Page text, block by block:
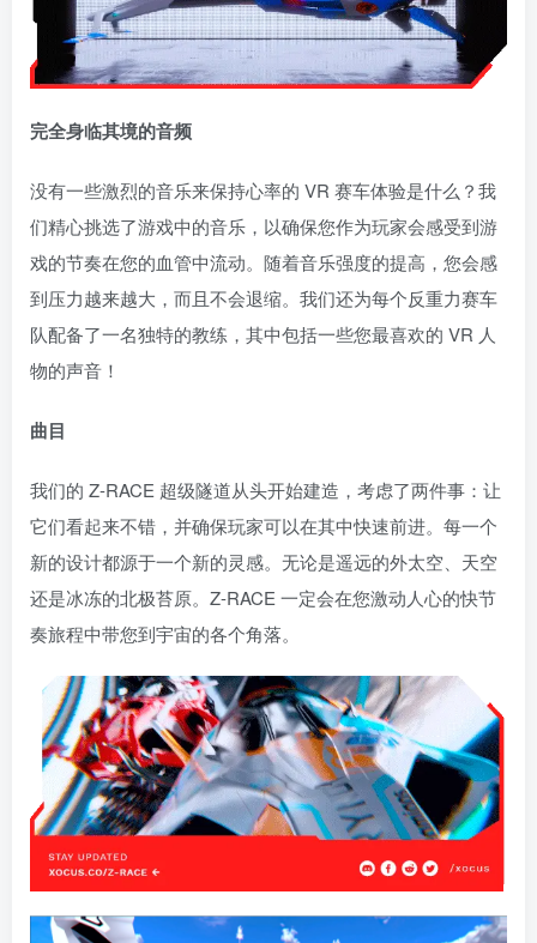
完全身临其境的音频
没有一些激烈的音乐来保持心率的 VR 赛车体验是什么？我
们精心挑选了游戏中的音乐，以确保您作为玩家会感受到游
戏的节奏在您的血管中流动。随着音乐强度的提高，您会感
到压力越来越大，而且不会退缩。我们还为每个反重力赛车
队配备了一名独特的教练，其中包括一些您最喜欢的 VR 人
物的声音！
曲目
我们的 Z-RACE 超级隧道从头开始建造，考虑了两件事：让
它们看起来不错，并确保玩家可以在其中快速前进。每一个
新的设计都源于一个新的灵感。无论是遥远的外太空、天空
还是冰冻的北极苔原。Z-RACE 一定会在您激动人心的快节
奏旅程中带您到宇宙的各个角落。